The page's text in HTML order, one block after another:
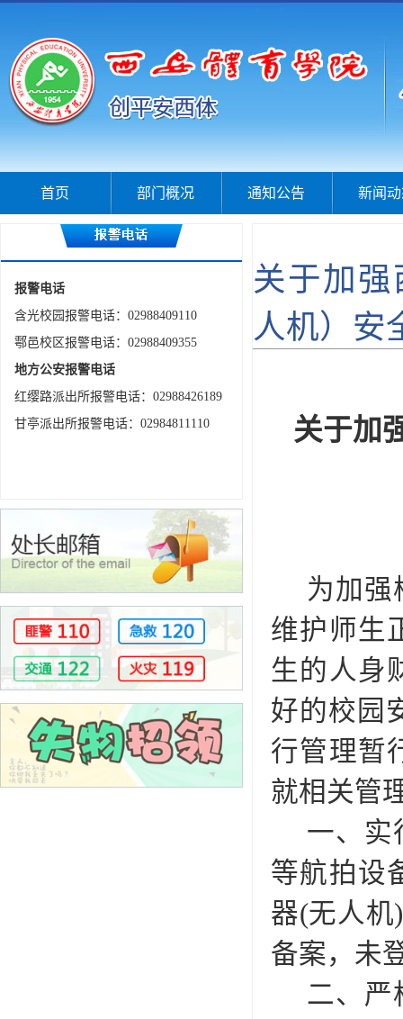
首页 部门概况 通知公告 新闻
报警电话
含光校园报警电话：02988409110
鄠邑校区报警电话：02988409355
地方公安报警电话
红缨路派出所报警电话：02988426189
甘亭派出所报警电话：02984811110
关于加
人机）安
关于加
为加强
维护师生
生的人身
好的校园
行管理暂
就相关管
一、实
等航拍设
器(无人机
备案，未
二、严